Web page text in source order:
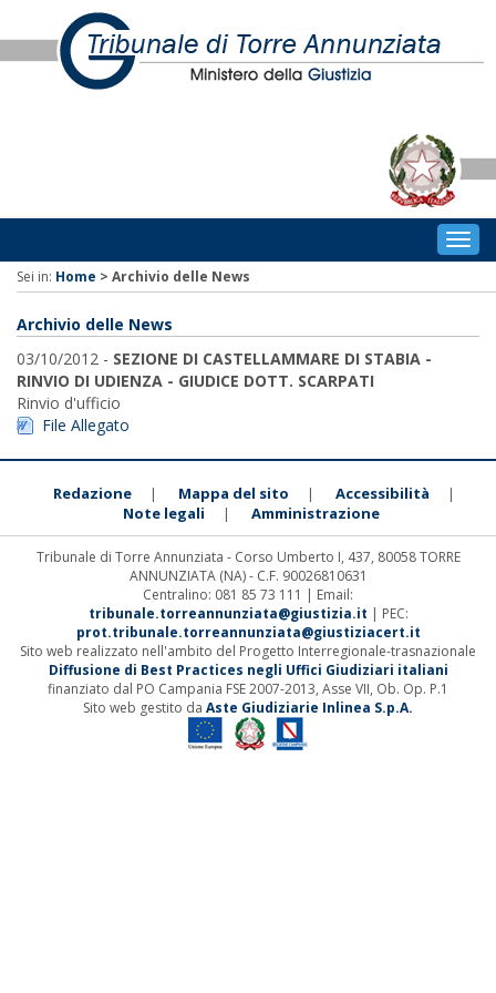
Sei in: Home > Archivio delle News
Archivio delle News
03/10/2012 - SEZIONE DI CASTELLAMMARE DI STABIA -
RINVIO DI UDIENZA - GIUDICE DOTT. SCARPATI
Rinvio d'ufficio
File Allegato
Redazione | Mappa del sito | Accessibilità |
Note legali | Amministrazione
Tribunale di Torre Annunziata - Corso Umberto I, 437, 80058 TORRE
ANNUNZIATA (NA) - C.F. 90026810631
Centralino: 081 85 73 111 | Email:
tribunale.torreannunziata@giustizia.it | PEC:
prot.tribunale.torreannunziata@giustiziacert.it
Sito web realizzato nell'ambito del Progetto Interregionale-trasnazionale
Diffusione di Best Practices negli Uffici Giudiziari italiani
finanziato dal PO Campania FSE 2007-2013, Asse VII, Ob. Op. P.1
Sito web gestito da Aste Giudiziarie Inlinea S.p.A.